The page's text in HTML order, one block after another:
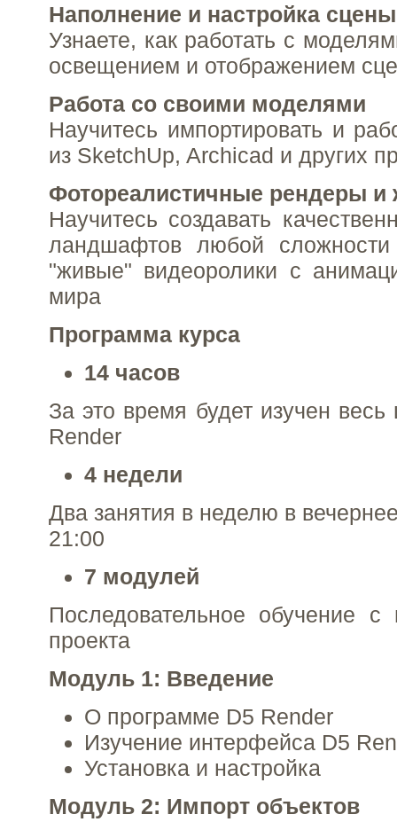
Наполнение и настройка сцены
Узнаете, как работать с
освещением и отображением
Работа со своими моделями
Научитесь импортировать и
из SketchUp, Archicad и других
Фотореалистичные рендеры
Научитесь создавать
ландшафтов любой
"живые" видеоролики с
мира
Программа курса
14 часов
За это время будет изучен
Render
4 недели
Два занятия в неделю в
21:00
7 модулей
Последовательное обучение с
проекта
Модуль 1: Введение
О программе D5 Render
Изучение интерфейса D5
Установка и настройка
Модуль 2: Импорт объектов